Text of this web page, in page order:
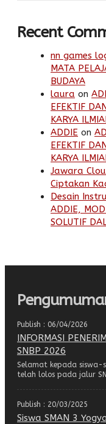
Recent
nn games
MATA
BUDAYA
laura on
EFEKTIF
KARYA
ADDIE on
EFEKTIF
KARYA
Jawara
Ciptakan
Desain
ADDIE,
SOLUTIF
Publish : 06/04/2026
INFORMASI
SNBP 2026
Selamat kepada siswa-
telah lolos pada jalur
Publish : 20/03/2025
Siswa SMAN 3